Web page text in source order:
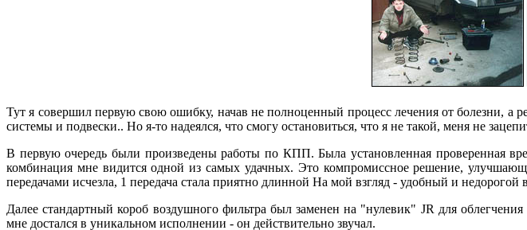
Тут я совершил первую свою ошибку, начав не полноценный процесс лечения от болезни, а
системы и подвески.. Но я-то надеялся, что смогу остановиться, что я не такой, меня не
В первую очередь были произведены работы по КПП. Была установленная проверенная
комбинация мне видится одной из самых удачных. Это компромиссное решение,
передачами исчезла, 1 передача стала приятно длинной На мой взгляд - удобный и
Далее стандартный короб воздушного фильтра был заменен на "нулевик" JR для
мне достался в уникальном исполнении - он действительно звучал.